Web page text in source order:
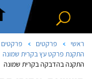
ראשי פרקטים
התקנת פרקט עץ בקרית שמונה
התקנה בהדבקה בקרית שמונה